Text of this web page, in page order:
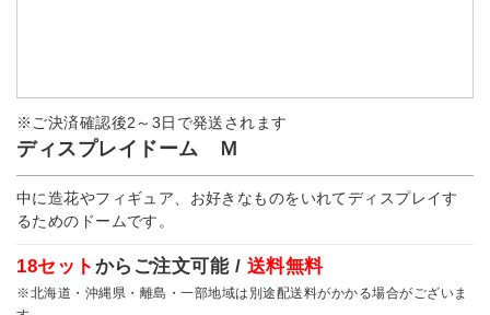
※ご決済確認後2～3日で発送されます
ディスプレイドーム Ｍ
中に造花やフィギュア、お好きなものをいれてディスプレイす
るためのドームです。
18セット からご注文可能 / 送料無料
※北海道・沖縄県・離島・一部地域は別途配送料がかかる場合がございま